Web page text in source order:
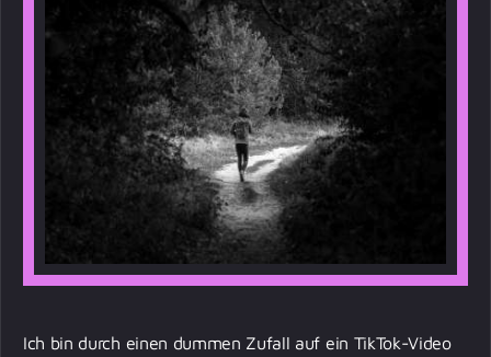
Ich bin durch einen dummen Zufall auf ein TikTok-Video